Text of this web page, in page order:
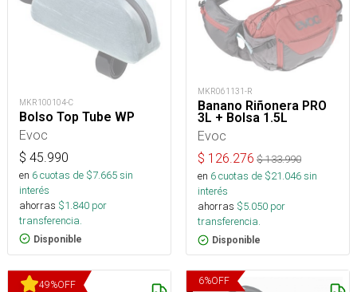
MKR100104-C
Bolso Top Tube WP
Evoc
$ 45.990
en 6cuotas de $7.665sin
interés
ahorras $1.840 por
transferencia.
Disponible
MKR061131-R
Banano Riñonera PRO
3L + Bolsa 1.5L
Evoc
$ 126.276 $133.990
en 6cuotas de $21.046sin
interés
ahorras $5.050 por
transferencia.
Disponible
49%OFF 6%OFF